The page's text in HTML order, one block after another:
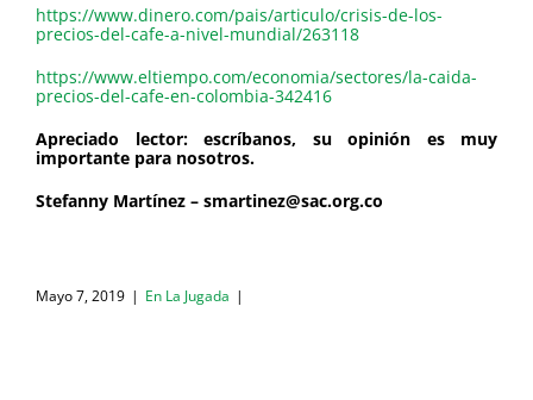
https://www.dinero.com/pais/articulo/crisis-de-los-
precios-del-cafe-a-nivel-mundial/263118
https://www.eltiempo.com/economia/sectores/la-caida-
precios-del-cafe-en-colombia-342416
Apreciado lector: escríbanos, su opinión es muy
importante para nosotros.
Stefanny Martínez – smartinez@sac.org.co
Mayo 7, 2019 | En La Jugada |